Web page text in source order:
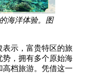
海洋体验。图
示，富贵特区的旅
势，拥有多个原始海
档旅游。凭借这一